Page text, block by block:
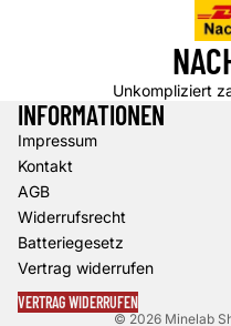
Unkompliziert
INFORMATIONEN
Impressum
Kontakt
AGB
Widerrufsrecht
Batteriegesetz
Vertrag widerrufen
VERTRAG WIDERRUFEN
© 2026 Minelab
Datenschutzerklärung
Widerrufsrecht
AGB
Versand
Kontaktinformationen
Impressum